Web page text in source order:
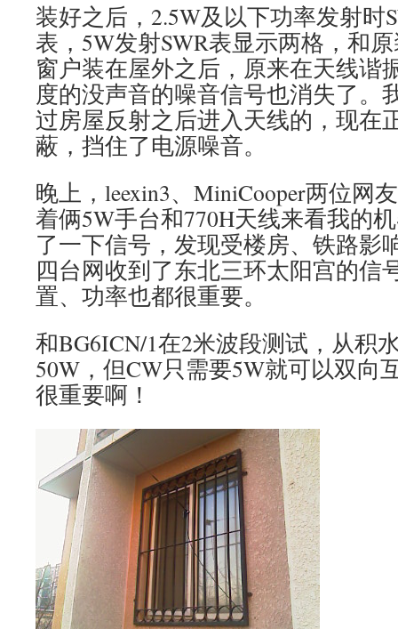
装好之后，2.5W及以下功率发射时
表，5W发射SWR表显示两格，和
窗户装在屋外之后，原来在天线谐
度的没声音的噪音信号也消失了。
过房屋反射之后进入天线的，现在
蔽，挡住了电源噪音。
晚上，leexin3、MiniCooper两位网
着俩5W手台和770H天线来看我的
了一下信号，发现受楼房、铁路影
四台网收到了东北三环太阳宫的信
置、功率也都很重要。
和BG6ICN/1在2米波段测试，从积
50W，但CW只需要5W就可以双向
很重要啊！